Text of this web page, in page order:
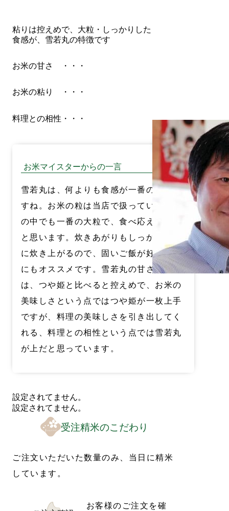
粘りは控えめで、大粒・しっかりした
食感が、雪若丸の特徴です
お米の甘さ ・・・
お米の粘り ・・・
料理との相性 ・・・
お米マイスターからの一言
雪若丸は、何よりも食感が一番の特徴で
すね。お米の粒は当店で扱っている品種
の中でも一番の大粒で、食べ応えがある
と思います。炊きあがりもしっかり固め
に炊き上がるので、固いご飯が好きな人
にもオススメです。雪若丸の甘さと粘り
は、つや姫と比べると控えめで、お米の
美味しさという点ではつや姫が一枚上手
ですが、料理の美味しさを引き出してく
れる、料理との相性という点では雪若丸
が上だと思っています。
設定されてません。
設定されてません。
受注精米のこだわり
ご注文いただいた数量のみ、当日に精米
しています。
お客様のご注文を確